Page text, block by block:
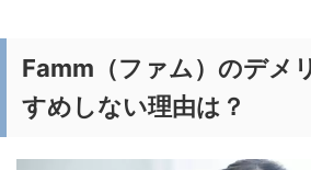
Famm（ファム）のデメ
すめしない理由は？